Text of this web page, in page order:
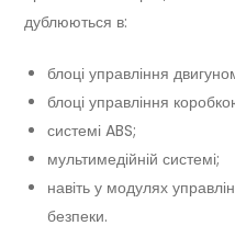
дублюються в:
блоці управління
блоці управління
системі ABS;
мультимедійній системі;
навіть у модулях
безпеки.